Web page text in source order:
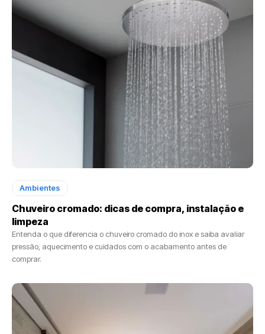
Ambientes
Chuveiro cromado: dicas de compra, instalação e
limpeza
Entenda o que diferencia o chuveiro cromado do inox e saiba avaliar
pressão, aquecimento e cuidados com o acabamento antes de
comprar.